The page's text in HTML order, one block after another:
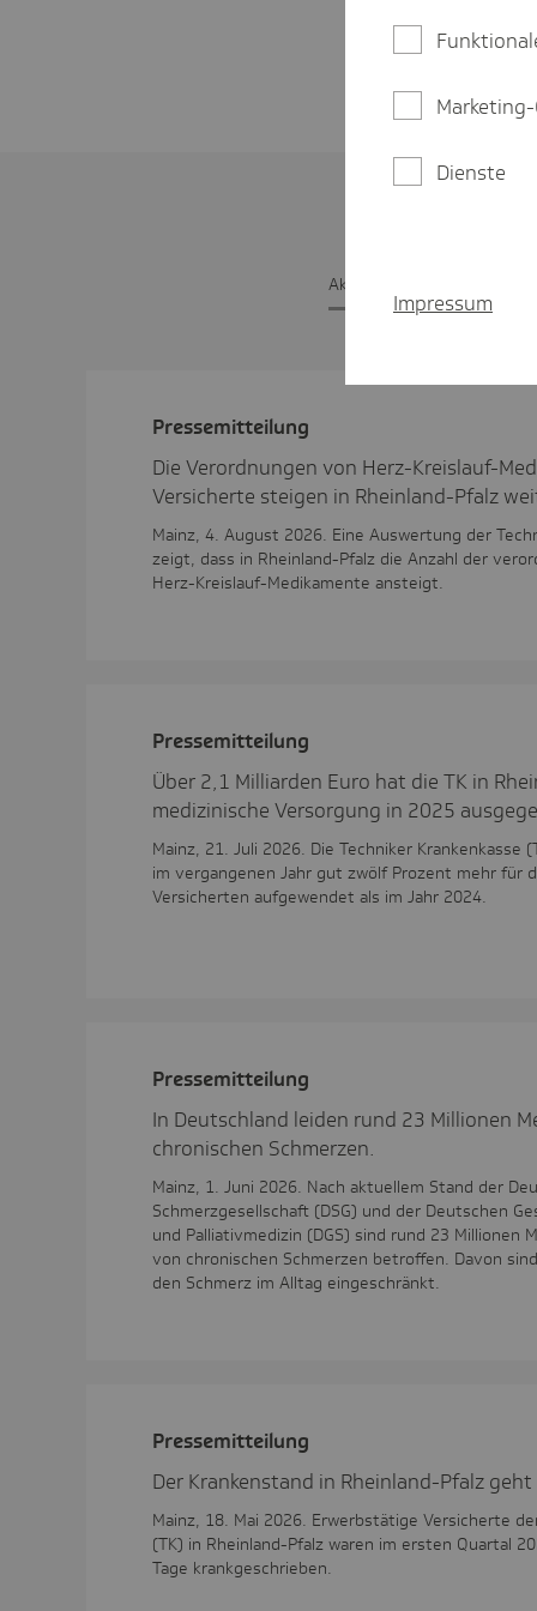
Aktu­elle Pres­se­mit­tei­lungen
Pres­se­mit­tei­lung
Die Verordnungen von Herz-Kreislauf-
Versicherte steigen in Rheinland-Pfalz
Mainz, 4. August 2026. Eine Auswertung der
zeigt, dass in Rheinland-Pfalz die Anzahl der
Herz-Kreislauf-Medikamente ansteigt.
Pres­se­mit­tei­lung
Über 2,1 Milliarden Euro hat die TK in
medizinische Versorgung in 2025
Mainz, 21. Juli 2026. Die Techniker Krankenkasse
im vergangenen Jahr gut zwölf Prozent mehr für
Versicherten aufgewendet als im Jahr 2024.
Pres­se­mit­tei­lung
In Deutschland leiden rund 23 Millionen
chronischen Schmerzen.
Mainz, 1. Juni 2026. Nach aktuellem Stand der
Schmerzgesellschaft (DSG) und der Deutschen
und Palliativmedizin (DGS) sind rund 23 Millionen
von chronischen Schmerzen betroffen. Davon
den Schmerz im Alltag eingeschränkt.
Pres­se­mit­tei­lung
Der Krankenstand in Rheinland-Pfalz
Mainz, 18. Mai 2026. Erwerbstätige Versicherte
(TK) in Rheinland-Pfalz waren im ersten Quartal
Tage krankgeschrieben.
Dienste
Impressum